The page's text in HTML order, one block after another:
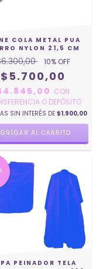
COLA METAL PUA
NYLON 21,5 CM
10% OFF
$5.700,00
CON
O DEPÓSITO
SIN INTERÉS DE $1.900,00
PEINADOR TELA